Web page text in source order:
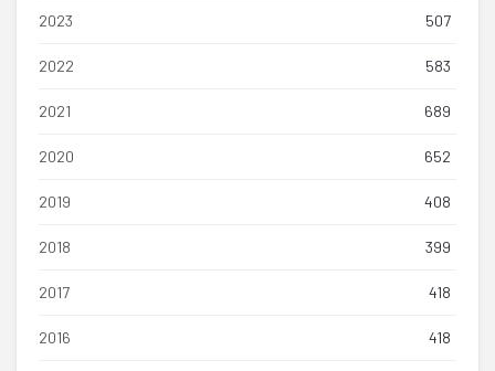
2023 507
2022 583
2021 689
2020 652
2019 408
2018 399
2017 418
2016 418